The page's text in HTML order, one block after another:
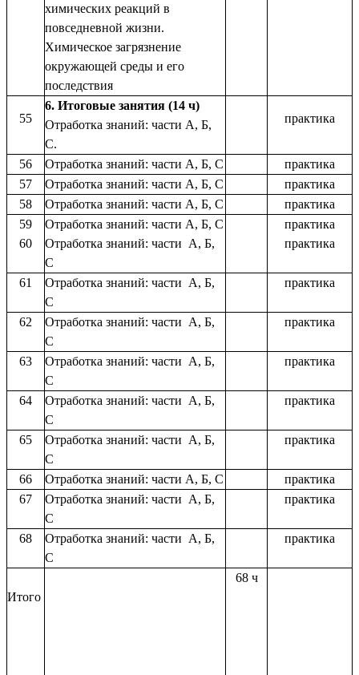
химических реакций в
повседневной жизни.
Химическое загрязнение
окружающей среды и его
последствия
55
6. Итоговые занятия (14 ч)
Отработка знаний: части А, Б,
С.
практика
56 Отработка знаний: части А, Б, С
практика
57
Отработка знаний: части А, Б, С
практика
58
Отработка знаний: части А, Б, С
практика
59
60
Отработка знаний: части А, Б, С
Отработка знаний: части А, Б,
С
практика
практика
61
Отработка знаний: части А, Б,
С
практика
62
Отработка знаний: части А, Б,
С
практика
63
Отработка знаний: части А, Б,
С
практика
64
Отработка знаний: части А, Б,
С
практика
65
Отработка знаний: части А, Б,
С
практика
66 Отработка знаний: части А, Б, С
практика
67
Отработка знаний: части А, Б,
С
практика
68
Отработка знаний: части А, Б,
С
практика
Итого
68 ч